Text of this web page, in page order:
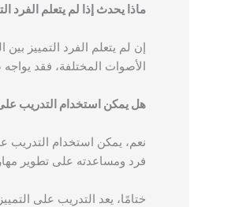
ماذا يحدث إذا لم يتعلم الفرد
إن لم يتعلم الفرد التمييز
الأصوات المختلفة، فقد
هل يمكن استخدام التدريب على
نعم، يمكن استخدام التدريب
فرد ومساعدته على تطوير
ختامًا، يعد التدريب على